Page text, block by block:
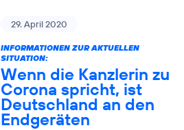
29. April 2020
INFORMATIONEN ZUR AKTUELLEN
SITUATION:
Wenn die Kanzlerin zu
Corona spricht, ist
Deutschland an den
Endgeräten